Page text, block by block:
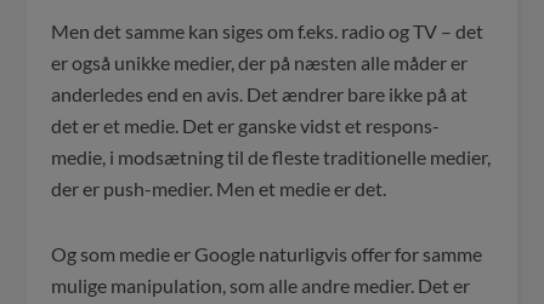
Men det samme kan siges om f.eks. radio og TV – det
er også unikke medier, der på næsten alle måder er
anderledes end en avis. Det ændrer bare ikke på at
det er et medie. Det er ganske vidst et respons-
medie, i modsætning til de fleste traditionelle medier,
der er push-medier. Men et medie er det.
Og som medie er Google naturligvis offer for samme
mulige manipulation, som alle andre medier. Det er